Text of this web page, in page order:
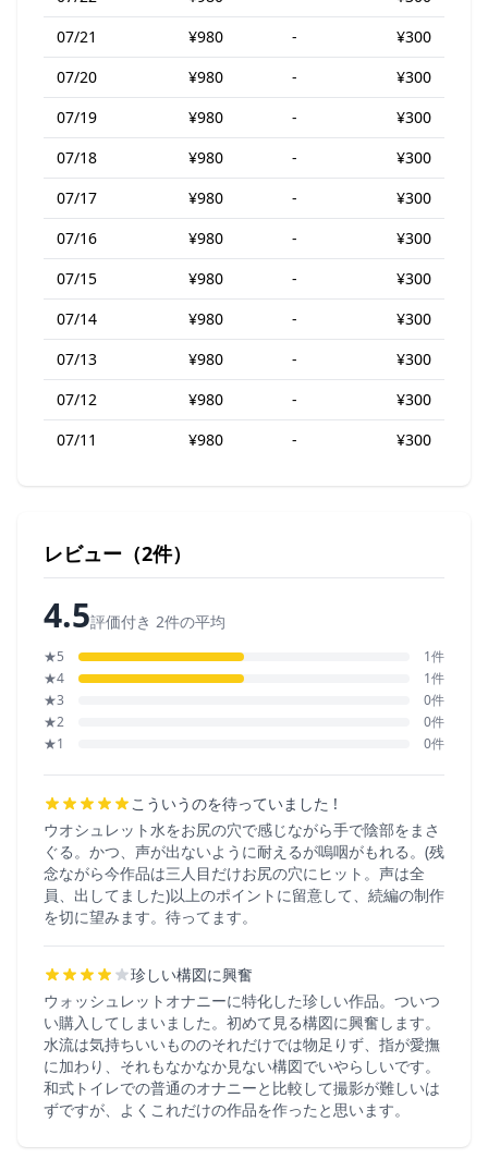
07/21
¥980 -
¥300
07/20
¥980 -
¥300
07/19
¥980 -
¥300
07/18
¥980 -
¥300
07/17
¥980 -
¥300
07/16
¥980 -
¥300
07/15
¥980 -
¥300
07/14
¥980 -
¥300
07/13
¥980 -
¥300
07/12
¥980 -
¥300
07/11
¥980 - ¥300
レビュー（2件）
4.5評価付き 2件の平均
★5
1件
★4
1件
★3
0件
★2
0件
★1
0件
こういうのを待っていました !
ウオシュレット水をお尻の穴で感じながら手で陰部をまさ
ぐる。かつ、声が出ないように耐えるが嗚咽がもれる。(残
念ながら今作品は三人目だけお尻の穴にヒット。声は全
員、出してました)以上のポイントに留意して、続編の制作
を切に望みます。待ってます。
珍しい構図に興奮
ウォッシュレットオナニーに特化した珍しい作品。ついつ
い購入してしまいました。初めて見る構図に興奮します。
水流は気持ちいいもののそれだけでは物足りず、指が愛撫
に加わり、それもなかなか見ない構図でいやらしいです。
和式トイレでの普通のオナニーと比較して撮影が難しいは
ずですが、よくこれだけの作品を作ったと思います。